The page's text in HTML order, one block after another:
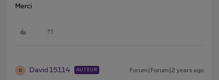
Merci
D David 15114 AUTEUR Forum|Forum|2 years ago